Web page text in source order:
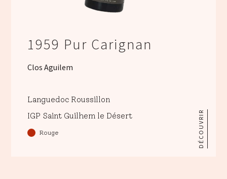
1959 Pur Carignan
Clos Aguilem
Languedoc Roussillon
IGP Saint Guilhem le Désert
Rouge DÉCOUVRIR